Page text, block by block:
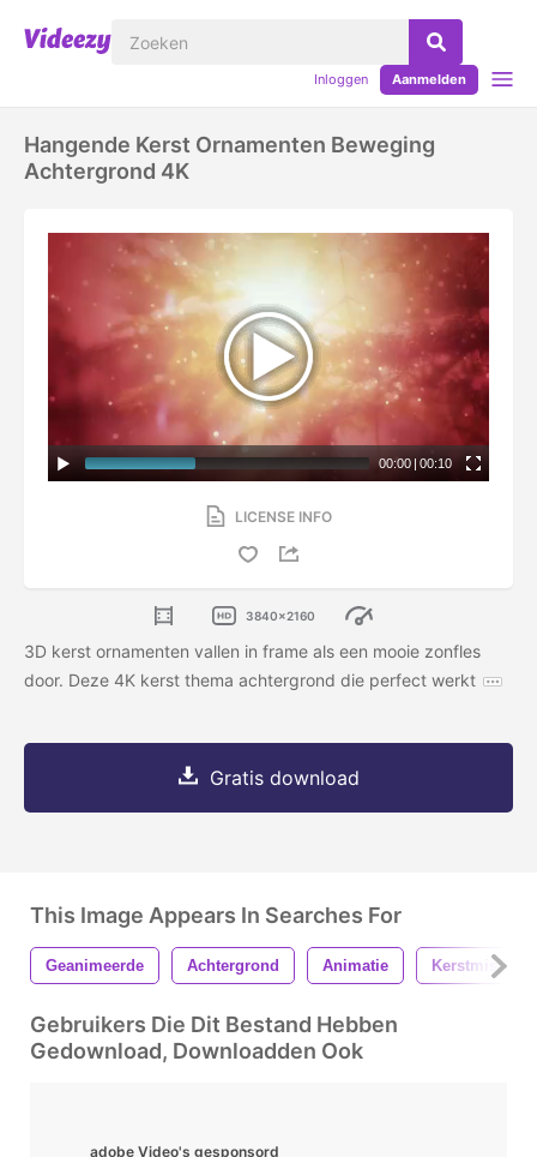
Inloggen Aanmelden
Hangende Kerst Ornamenten Beweging
Achtergrond 4K
00:00 | 00:10
LICENSE INFO
3840x2160
3D kerst ornamenten vallen in frame als een mooie zonfles
door. Deze 4K kerst thema achtergrond die perfect werkt
Gratis download
This Image Appears In Searches For
Geanimeerde Achtergrond Animatie Kerstmis
Gebruikers Die Dit Bestand Hebben
Gedownload, Downloadden Ook
adobe Video's gesponsord